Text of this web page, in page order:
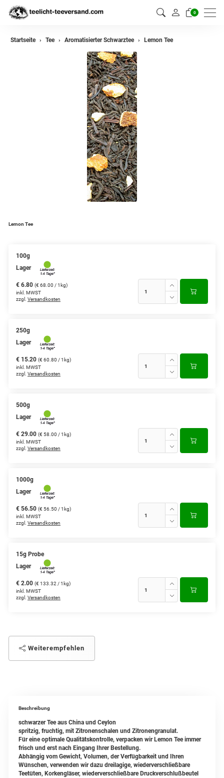
0
zurück
Teemischungen
Verschiedene Anbaugebiete
Yogi - und Beuteltee
Aromatisierter Grüntee
Aromatisierter Schwarztee
Startseite Tee Aromatisierter Schwarztee Lemon Tee
Lemon Tee
100g
Lager
€ 6.80 (€ 68.00 / 1kg)
inkl. MWST
zzgl. Versandkosten
250g
Lager
€ 15.20 (€ 60.80 / 1kg)
inkl. MWST
zzgl. Versandkosten
500g
Lager
€ 29.00 (€ 58.00 / 1kg)
inkl. MWST
zzgl. Versandkosten
1000g
Lager
€ 56.50 (€ 56.50 / 1kg)
inkl. MWST
zzgl. Versandkosten
15g Probe
Lager
€ 2.00 (€ 133.32 / 1kg)
inkl. MWST
zzgl. Versandkosten
Weiterempfehlen
Beschreibung
schwarzer Tee aus China und Ceylon
spritzig, fruchtig, mit Zitronenschalen und Zitronengranulat.
Für eine optimale Qualitätskontrolle, verpacken wir Lemon Tee immer
frisch und erst nach Eingang Ihrer Bestellung.
Abhängig vom Gewicht, Volumen, der Verfügbarkeit und Ihren
Wünschen, verwenden wir dazu dreilagige, wiederverschließbare
Teetüten, Korkengläser, wiederverschließbare Druckverschlußbeutel